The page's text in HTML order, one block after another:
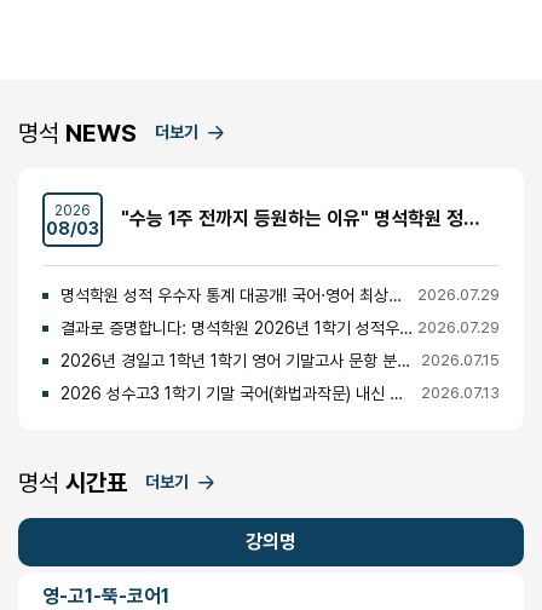
명석 NEWS 더보기
2026
08/03 "수능 1주 전까지 등원하는 이유" 명석학원 정시반 개강 안내 (성수고·경일고·무학여고·대광고 등)
명석학원 성적 우수자 통계 대공개! 국어·영어 최상위권의 비밀 2026.07.29
결과로 증명합니다: 명석학원 2026년 1학기 성적우수자 명단 공개 2026.07.29
2026년 경일고 1학년 1학기 영어 기말고사 문항 분석 및 총평 2026.07.15
2026 성수고3 1학기 기말 국어(화법과작문) 내신 분석 및 경향 2026.07.13
명석 시간표 더보기
강의명
영-고1-뚝-코어1